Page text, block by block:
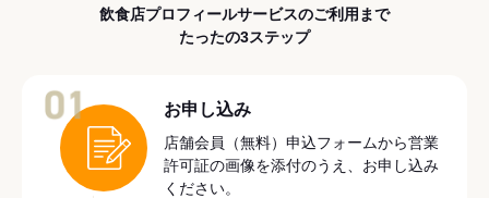
飲食店プロフィールサービスのご利用まで
たったの3ステップ
お申し込み
店舗会員（無料）申込フォームから営業
許可証の画像を添付のうえ、お申し込み
ください。